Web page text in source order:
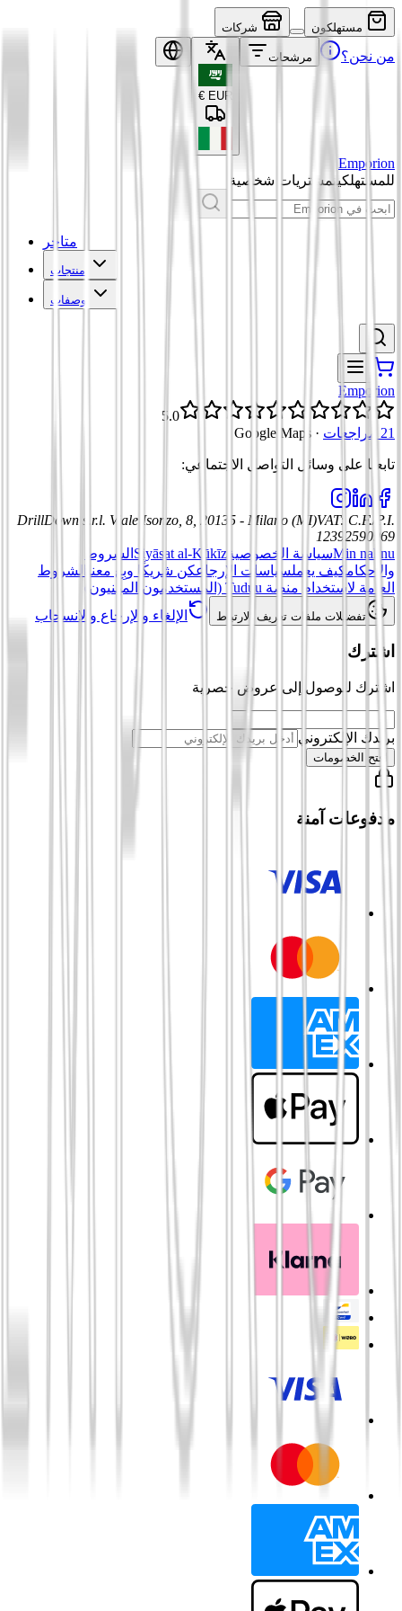
مستهلكون شركات
من نحن؟ مرشحات
EUR
€
Emporion
للمستهلكينمشتريات شخصية
متاجر
منتجات
وصفات
Emporion
5.0
21 مراجعات
·
Google Maps
تابعنا على وسائل التواصل الاجتماعي:
DrillDown s.r.l. Viale Isonzo, 8, 20135 - Milano (MI)VAT: C.F./P.I.
12392590969
Min nahnuسياسة الخصوصية Siyāsat al-Kūkīz الشروط
والأحكامكيف يعملسياسات الإرجاعكن شريكًا وبِع معنا
الشروط
العامة لاستخدام منصة Tuduu (المستخدمون المهنيون)
تفضيلات ملفات تعريف الارتباط الإلغاء والإرجاع والانسحاب
اشترك
اشترك للوصول إلى عروض حصرية
بريدك الإلكتروني
افتح الخصومات
مدفوعات آمنة